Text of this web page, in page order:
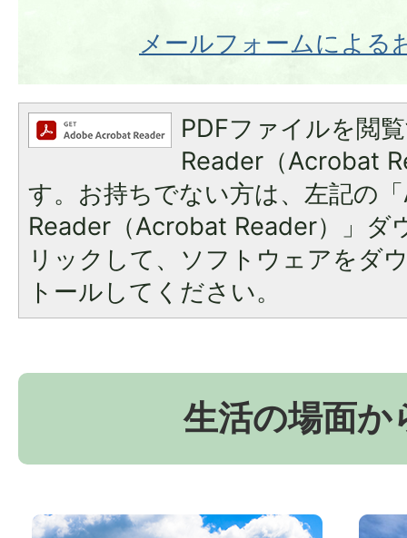
メールフォームによる
PDFファイルを閲
Reader（Acrobat
す。お持ちでない方は、左記の
Reader（Acrobat Reader）」ダ
リックして、ソフトウェアをダ
トールしてください。
生活の場面か